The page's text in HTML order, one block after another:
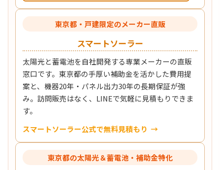
東京都・戸建限定のメーカー直販
スマートソーラー
太陽光と蓄電池を自社開発する専業メーカーの直販
窓口です。東京都の手厚い補助金を活かした費用提
案と、機器20年・パネル出力30年の長期保証が強
み。訪問販売はなく、LINEで気軽に見積もりできま
す。
スマートソーラー公式で無料見積もり
東京都の太陽光＆蓄電池・補助金特化